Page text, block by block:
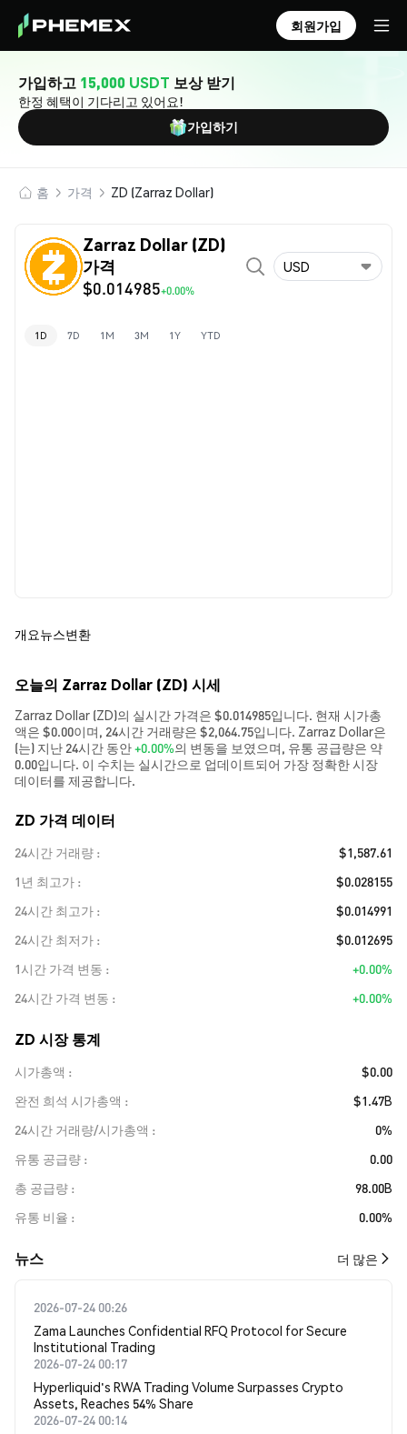
회원가입
가입하고 15,000 USDT 보상 받기
한정 혜택이 기다리고 있어요!
가입하기
홈 가격 ZD (Zarraz Dollar)
Zarraz Dollar (ZD)
가격
$0.014985+0.00%
USD
1D 7D 1M 3M 1Y YTD
개요뉴스변환
오늘의 Zarraz Dollar (ZD) 시세
Zarraz Dollar (ZD)의 실시간 가격은 $0.014985입니다. 현재 시가총
액은 $0.00이며, 24시간 거래량은 $2,064.75입니다. Zarraz Dollar은
(는) 지난 24시간 동안+0.00%의 변동을 보였으며, 유통 공급량은 약
0.00입니다. 이 수치는 실시간으로 업데이트되어 가장 정확한 시장
데이터를 제공합니다.
ZD 가격 데이터
24시간 거래량
$1,587.61
1년 최고가
$0.028155
24시간 최고가
$0.014991
24시간 최저가
$0.012695
1시간 가격 변동
+0.00%
24시간 가격 변동
+0.00%
ZD 시장 통계
시가총액
$0.00
완전 희석 시가총액
$1.47B
24시간 거래량/시가총액
0%
유통 공급량
0.00
총 공급량
98.00B
유통 비율
0.00%
뉴스 더 많은
2026-07-24 00:26
Zama Launches Confidential RFQ Protocol for Secure
Institutional Trading
2026-07-24 00:17
Hyperliquid's RWA Trading Volume Surpasses Crypto
Assets, Reaches 54% Share
2026-07-24 00:14